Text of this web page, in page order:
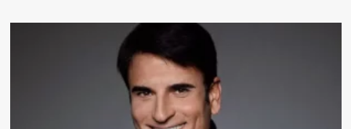
Sanremo